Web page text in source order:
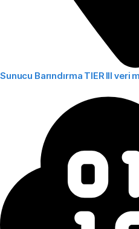
Sunucu Barındırma TIER III veri